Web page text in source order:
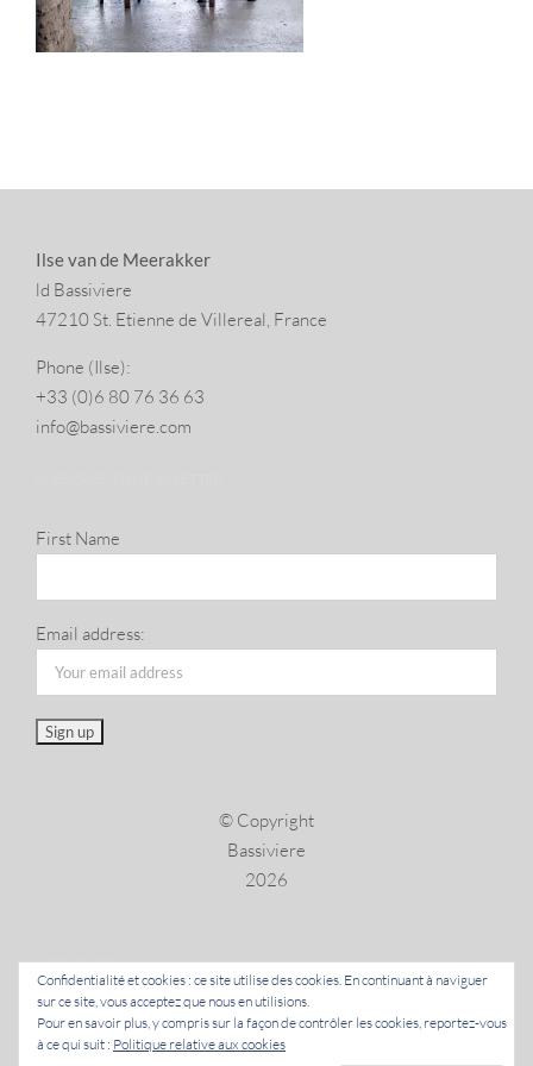
Ilse van de Meerakker
ld Bassiviere
47210 St. Eti­enne de Villereal, France
Phone (Ilse):
+33 (0)6 80 76 36 63
info@​bassiviere.​com
First Name
Email address:
© Copyright
Bassiviere
2026
LANGUAGES
Confidentialité et cookies : ce site utilise des cookies. En continuant à naviguer
sur ce site, vous acceptez que nous en utilisions.
Pour en savoir plus, y compris sur la façon de contrôler les cookies, reportez-vous
à ce qui suit : Politique relative aux cookies